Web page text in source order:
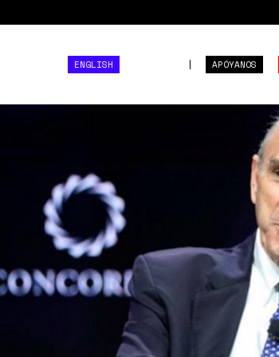
APÓYANOS
ENGLISH
1*gZSuMVWPFV9nscUGz41Myg.jpeg